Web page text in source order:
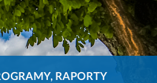
RAPORTY